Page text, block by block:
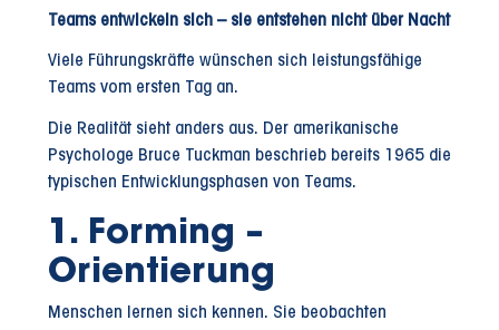
Teams entwickeln sich – sie entstehen nicht über Nacht
Viele Führungskräfte wünschen sich leistungsfähige
Teams vom ersten Tag an.
Die Realität sieht anders aus. Der amerikanische
Psychologe Bruce Tuckman beschrieb bereits 1965 die
typischen Entwicklungsphasen von Teams.
1. Forming –
Orientierung
Menschen lernen sich kennen. Sie beobachten